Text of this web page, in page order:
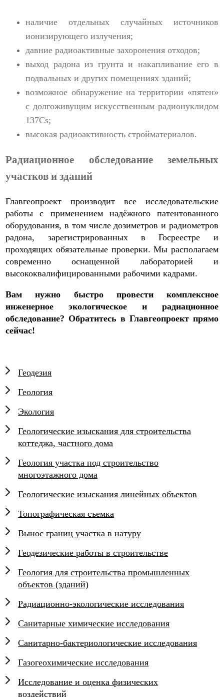
наличие отдельных случайных источников
ионизирующего излучения;
давние радиоактивные захоронения отходов;
выход радона из грунта и накапливание его в
подвальных и других помещениях зданий;
возможное обнаружение на территории «пятен»
с долгоживущим искусственным радионуклидом
137Cs;
высокая радиоактивность стройматериалов.
Радиационное обследование земельных
участков и зданий
Главгеопроект производит все исследовательские
работы с применением надёжного патентованного
оборудования, в том числе дозиметров и радиометров
радона, зарегистрированных в Госреестре и
проходящих обязательные проверки. Мы располагаем
современно оснащенной лабораторией и
высококвалифицированными рабочими кадрами.
Вам нужно быстро провести комплексное
инженерное экологическое и радиационное
обследование? Обратитесь в Главгеопроект прямо
сейчас!
Геодезия
Геология
Экология
Геологические изыскания для строительства
коттеджа, частного дома
Геология участка под строительство
многоэтажного дома
Геологические изыскания линейных объектов
Топографическая съемка
Вынос границ участка в натуру
Геодезические работы в строительстве
Геология для строительства промышленных
объектов (зданий)
Радиационно-экологические исследования
Санитарные химические исследования
Санитарно-бактериологические исследования
Газогеохимические исследования
Исследование и оценка физических
воздействий